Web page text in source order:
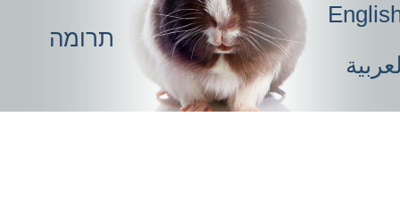
תרומה